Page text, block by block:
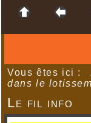
Vous êtes ici :
dans le
Le fil info